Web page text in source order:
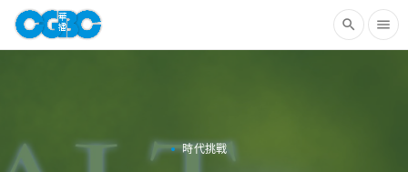
search menu
時代挑戰